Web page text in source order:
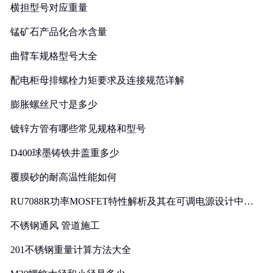
横担型号对应重量
锰矿石产品化合水含量
曲臂车规格型号大全
配电柜母排螺栓力矩要求及连接规范详解
膨胀螺丝尺寸是多少
镀锌方管有哪些常见规格和型号
D400球墨铸铁井盖重多少
覆膜砂的耐高温性能如何
RU7088R功率MOSFET特性解析及其在可调电源设计中的
不锈钢通风 管道施工
201不锈钢重量计算方法大全